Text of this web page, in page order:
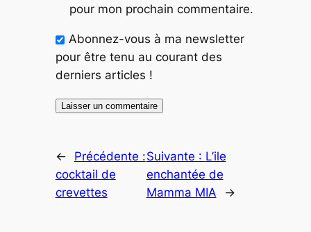
pour mon prochain commentaire.
Abonnez-vous à ma newsletter
pour être tenu au courant des
derniers articles !
←
Précédente :
cocktail de
crevettes
Suivante : L’ile
enchantée de
Mamma MIA
→